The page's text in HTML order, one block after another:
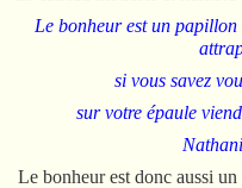
Le bonheur est un
si vous savez
sur votre épaule
Le bonheur est donc aussi